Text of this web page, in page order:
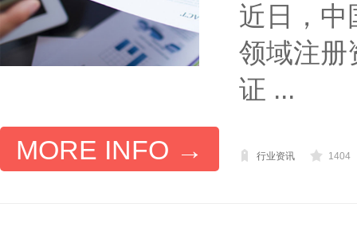
近日，中
领域注册
证 ...
MORE INFO →
行业资讯 1404